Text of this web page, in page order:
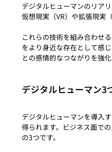
デジタルヒューマンのリア
仮想現実（VR）や拡張現実
これらの技術を組み合わせ
をより身近な存在として感
デジタルヒューマン3
デジタルヒューマンを導入
得られます。ビジネス面で